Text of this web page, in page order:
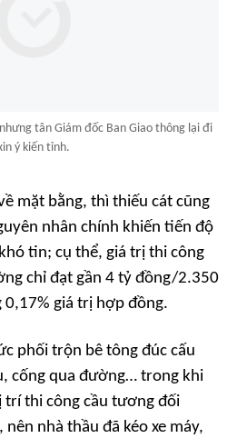
tân Giám đốc Ban Giao thông lại đi
ý kiến tỉnh.
mặt bằng, thì thiếu cát cũng
nhân chính khiến tiến độ
tin; cụ thể, giá trị thi công
chỉ đạt gần 4 tỷ đồng/2.350
giá trị hợp đồng.
phối trộn bê tông đúc cấu
cống qua đường… trong khi
trí thi công cầu tương đối
nhà thầu đã kéo xe máy,